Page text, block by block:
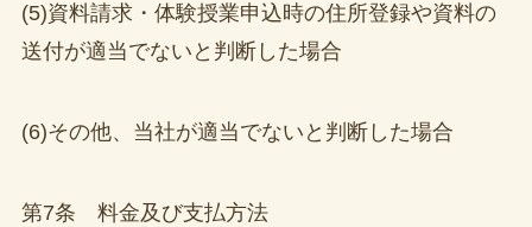
(5)資料請求・体験授業申込時の住所登録や資料の
送付が適当でないと判断した場合
(6)その他、当社が適当でないと判断した場合
第7条 料金及び支払方法